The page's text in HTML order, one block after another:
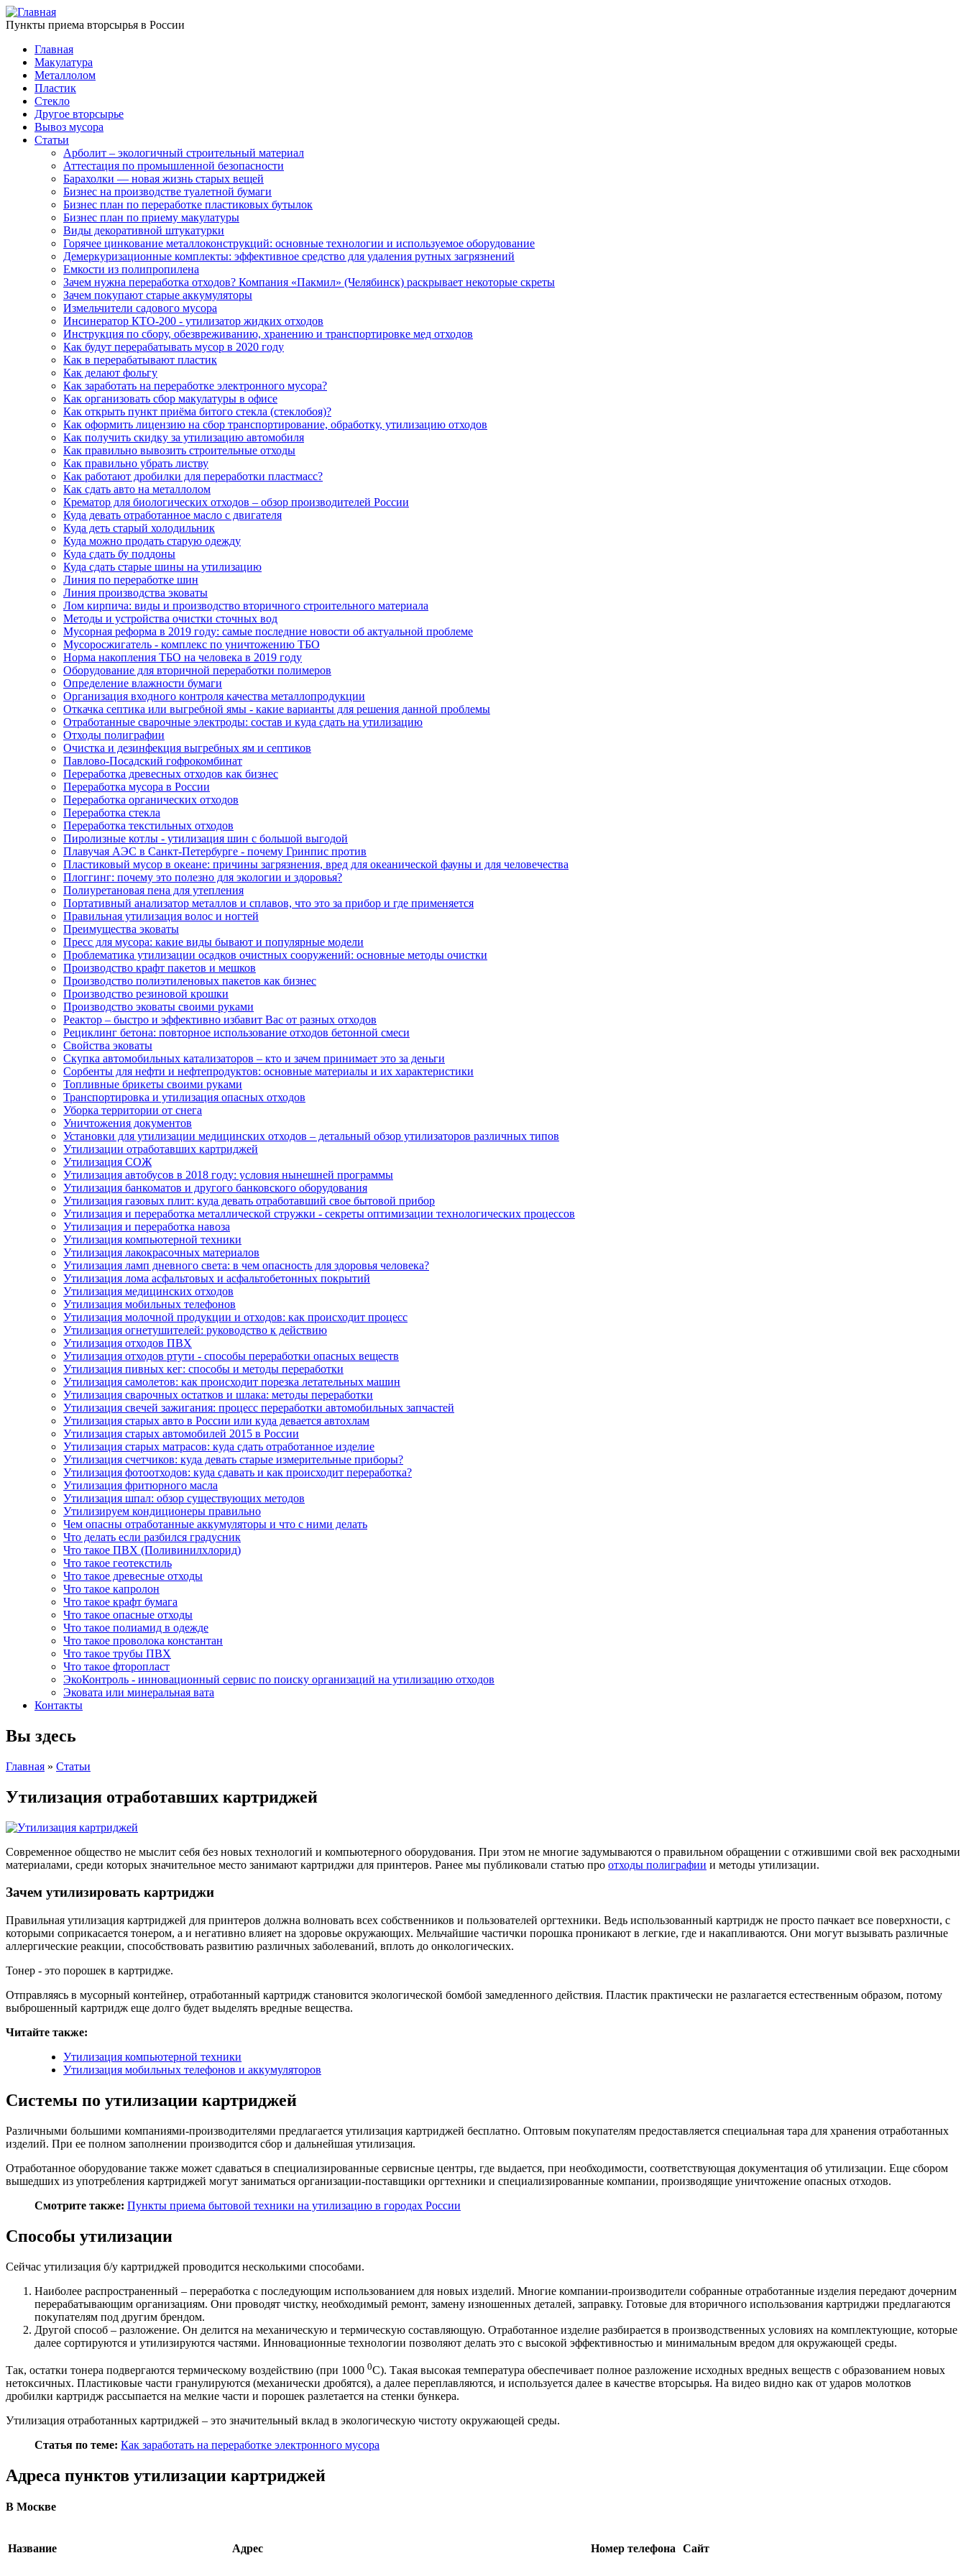
Пункты приема вторсырья в России
Главная
Макулатура
Металлолом
Пластик
Стекло
Другое вторсырье
Вывоз мусора
Статьи
Арболит – экологичный строительный материал
Аттестация по промышленной безопасности
Барахолки — новая жизнь старых вещей
Бизнес на производстве туалетной бумаги
Бизнес план по переработке пластиковых бутылок
Бизнес план по приему макулатуры
Виды декоративной штукатурки
Горячее цинкование металлоконструкций: основные технологии и используемое оборудование
Демеркуризационные комплекты: эффективное средство для удаления рутных загрязнений
Емкости из полипропилена
Зачем нужна переработка отходов? Компания «Пакмил» (Челябинск) раскрывает некоторые скреты
Зачем покупают старые аккумуляторы
Измельчители садового мусора
Инсинератор КТО-200 - утилизатор жидких отходов
Инструкция по сбору, обезвреживанию, хранению и транспортировке мед отходов
Как будут перерабатывать мусор в 2020 году
Как в перерабатывают пластик
Как делают фольгу
Как заработать на переработке электронного мусора?
Как организовать сбор макулатуры в офисе
Как открыть пункт приёма битого стекла (стеклобоя)?
Как оформить лицензию на сбор транспортирование, обработку, утилизацию отходов
Как получить скидку за утилизацию автомобиля
Как правильно вывозить строительные отходы
Как правильно убрать листву
Как работают дробилки для переработки пластмасс?
Как сдать авто на металлолом
Крематор для биологических отходов – обзор производителей России
Куда девать отработанное масло с двигателя
Куда деть старый холодильник
Куда можно продать старую одежду
Куда сдать бу поддоны
Куда сдать старые шины на утилизацию
Линия по переработке шин
Линия производства эковаты
Лом кирпича: виды и производство вторичного строительного материала
Методы и устройства очистки сточных вод
Мусорная реформа в 2019 году: самые последние новости об актуальной проблеме
Мусоросжигатель - комплекс по уничтожению ТБО
Норма накопления ТБО на человека в 2019 году
Оборудование для вторичной переработки полимеров
Определение влажности бумаги
Организация входного контроля качества металлопродукции
Откачка септика или выгребной ямы - какие варианты для решения данной проблемы
Отработанные сварочные электроды: состав и куда сдать на утилизацию
Отходы полиграфии
Очистка и дезинфекция выгребных ям и септиков
Павлово-Посадский гофрокомбинат
Переработка древесных отходов как бизнес
Переработка мусора в России
Переработка органических отходов
Переработка стекла
Переработка текстильных отходов
Пиролизные котлы - утилизация шин с большой выгодой
Плавучая АЭС в Санкт-Петербурге - почему Гринпис против
Пластиковый мусор в океане: причины загрязнения, вред для океанической фауны и для человечества
Плоггинг: почему это полезно для экологии и здоровья?
Полиуретановая пена для утепления
Портативный анализатор металлов и сплавов, что это за прибор и где применяется
Правильная утилизация волос и ногтей
Преимущества эковаты
Пресс для мусора: какие виды бывают и популярные модели
Проблематика утилизации осадков очистных сооружений: основные методы очистки
Производство крафт пакетов и мешков
Производство полиэтиленовых пакетов как бизнес
Производство резиновой крошки
Производство эковаты своими руками
Реактор – быстро и эффективно избавит Вас от разных отходов
Рециклинг бетона: повторное использование отходов бетонной смеси
Свойства эковаты
Скупка автомобильных катализаторов – кто и зачем принимает это за деньги
Сорбенты для нефти и нефтепродуктов: основные материалы и их характеристики
Топливные брикеты своими руками
Транспортировка и утилизация опасных отходов
Уборка территории от снега
Уничтожения документов
Установки для утилизации медицинских отходов – детальный обзор утилизаторов различных типов
Утилизации отработавших картриджей
Утилизация СОЖ
Утилизация автобусов в 2018 году: условия нынешней программы
Утилизация банкоматов и другого банковского оборудования
Утилизация газовых плит: куда девать отработавший свое бытовой прибор
Утилизация и переработка металлической стружки - секреты оптимизации технологических процессов
Утилизация и переработка навоза
Утилизация компьютерной техники
Утилизация лакокрасочных материалов
Утилизация ламп дневного света: в чем опасность для здоровья человека?
Утилизация лома асфальтовых и асфальтобетонных покрытий
Утилизация медицинских отходов
Утилизация мобильных телефонов
Утилизация молочной продукции и отходов: как происходит процесс
Утилизация огнетушителей: руководство к действию
Утилизация отходов ПВХ
Утилизация отходов ртути - способы переработки опасных веществ
Утилизация пивных кег: способы и методы переработки
Утилизация самолетов: как происходит порезка летательных машин
Утилизация сварочных остатков и шлака: методы переработки
Утилизация свечей зажигания: процесс переработки автомобильных запчастей
Утилизация старых авто в России или куда девается автохлам
Утилизация старых автомобилей 2015 в России
Утилизация старых матрасов: куда сдать отработанное изделие
Утилизация счетчиков: куда девать старые измерительные приборы?
Утилизация фотоотходов: куда сдавать и как происходит переработка?
Утилизация фритюрного масла
Утилизация шпал: обзор существующих методов
Утилизируем кондиционеры правильно
Чем опасны отработанные аккумуляторы и что с ними делать
Что делать если разбился градусник
Что такое ПВХ (Поливинилхлорид)
Что такое геотекстиль
Что такое древесные отходы
Что такое капролон
Что такое крафт бумага
Что такое опасные отходы
Что такое полиамид в одежде
Что такое проволока константан
Что такое трубы ПВХ
Что такое фторопласт
ЭкоКонтроль - инновационный сервис по поиску организаций на утилизацию отходов
Эковата или минеральная вата
Контакты
Вы здесь
Главная » Статьи
Утилизация отработавших картриджей
Современное общество не мыслит себя без новых технологий и компьютерного оборудования. При этом не многие задумываются о правильном обращении с отжившими свой век расходными
материалами, среди которых значительное место занимают картриджи для принтеров. Ранее мы публиковали статью про отходы полиграфии и методы утилизации.
Зачем утилизировать картриджи
Правильная утилизация картриджей для принтеров должна волновать всех собственников и пользователей оргтехники. Ведь использованный картридж не просто пачкает все поверхности, с
которыми соприкасается тонером, а и негативно влияет на здоровье окружающих. Мельчайшие частички порошка проникают в легкие, где и накапливаются. Они могут вызывать различные
аллергические реакции, способствовать развитию различных заболеваний, вплоть до онкологических.
Тонер - это порошек в картридже.
Отправляясь в мусорный контейнер, отработанный картридж становится экологической бомбой замедленного действия. Пластик практически не разлагается естественным образом, потому
выброшенный картридж еще долго будет выделять вредные вещества.
Читайте также:
Утилизация компьютерной техники
Утилизация мобильных телефонов и аккумуляторов
Системы по утилизации картриджей
Различными большими компаниями-производителями предлагается утилизация картриджей бесплатно. Оптовым покупателям предоставляется специальная тара для хранения отработанных
изделий. При ее полном заполнении производится сбор и дальнейшая утилизация.
Отработанное оборудование также может сдаваться в специализированные сервисные центры, где выдается, при необходимости, соответствующая документация об утилизации. Еще сбором
вышедших из употребления картриджей могут заниматься организации-поставщики оргтехники и специализированные компании, производящие уничтожение опасных отходов.
Смотрите также: Пункты приема бытовой техники на утилизацию в городах России
Способы утилизации
Сейчас утилизация б/у картриджей проводится несколькими способами.
Наиболее распространенный – переработка с последующим использованием для новых изделий. Многие компании-производители собранные отработанные изделия передают дочерним
перерабатывающим организациям. Они проводят чистку, необходимый ремонт, замену изношенных деталей, заправку. Готовые для вторичного использования картриджи предлагаются
покупателям под другим брендом.
Другой способ – разложение. Он делится на механическую и термическую составляющую. Отработанное изделие разбирается в производственных условиях на комплектующие, которые
далее сортируются и утилизируются частями. Инновационные технологии позволяют делать это с высокой эффективностью и минимальным вредом для окружающей среды.
Так, остатки тонера подвергаются термическому воздействию (при 1000 0С). Такая высокая температура обеспечивает полное разложение исходных вредных веществ с образованием новых
нетоксичных. Пластиковые части гранулируются (механически дробятся), а далее переплавляются, и используется далее в качестве вторсырья. На видео видно как от ударов молотков
дробилки картридж рассыпается на мелкие части и порошек разлетается на стенки бункера.
Утилизация отработанных картриджей – это значительный вклад в экологическую чистоту окружающей среды.
Статья по теме: Как заработать на переработке электронного мусора
Адреса пунктов утилизации картриджей
В Москве
Название Адрес Номер телефона Сайт